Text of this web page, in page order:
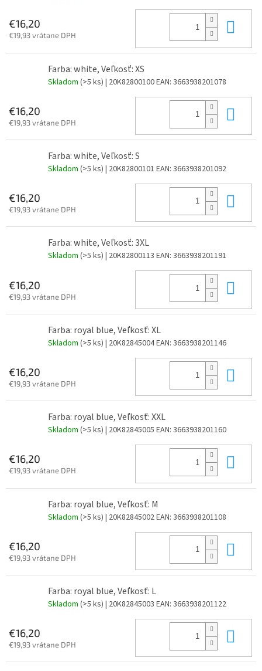
€16,20
€19,93 vrátane DPH
Farba: white, Veľkosť: XS
Skladom (>5 ks) | 20K82800100EAN: 3663938201078
€16,20
€19,93 vrátane DPH
Farba: white, Veľkosť: S
Skladom (>5 ks) | 20K82800101 EAN: 3663938201092
€16,20
€19,93 vrátane DPH
Farba: white, Veľkosť: 3XL
Skladom (>5 ks) | 20K82800113 EAN: 3663938201191
€16,20
€19,93 vrátane DPH
Farba: royal blue, Veľkosť: XL
Skladom (>5 ks) | 20K82845004EAN: 3663938201146
€16,20
€19,93 vrátane DPH
Farba: royal blue, Veľkosť: XXL
Skladom (>5 ks) | 20K82845005 EAN: 3663938201160
€16,20
€19,93 vrátane DPH
Farba: royal blue, Veľkosť: M
Skladom (>5 ks) | 20K82845002EAN: 3663938201108
€16,20
€19,93 vrátane DPH
Farba: royal blue, Veľkosť: L
Skladom (>5 ks) | 20K82845003 EAN: 3663938201122
€16,20
€19,93 vrátane DPH